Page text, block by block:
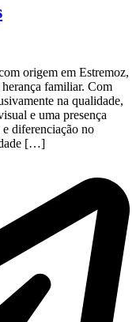
origem em Estremoz,
familiar. Com
na qualidade,
e uma presença
diferenciação no
[…]